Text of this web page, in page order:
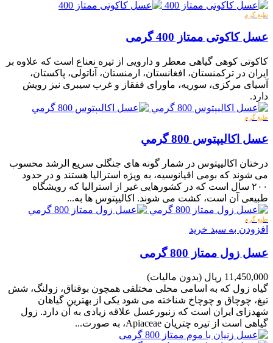
طبع گرم
عسل کاکوتی ممتاز 400 گرمی
کاکوتی کوهی گیاهی معطر و دارویی از تیره نعناع است که علاوه بر
ایران در ترکمنستان، افغانستان، ارمنستان، آناتولی، پاکستان،
آسیای مرکزی، سوریه، ماورای قفقاز و غرب سیبری نیز رویش
دارد.
طبع گرم
عسل اکالیپتوس 800 گرمي
درختان اکالیپتوس در شمار گونه های جنگلی سریع الرشد محسوب
می شوند که بومی اقیانوسیه، به ویژه استرالیا هستند و در حدود
۲۰۰ سال است که در کشورهایی غیر از استرالیا که رویشگاه
طبیعی آن است، کشت می شوند. اکالیپتوس ها به...
طبع گرم
افزودن به سبد خرید
عسل زول ممتاز 800 گرمی
11,450,000 ریال
(بدون مالیات)
گیاه زول که به اسامی محلی مختلفی همچون بوقناق، زولنگ، شش
تیغ، چوچاق و چوچاخ شناخته می شود یکی از بهترین گیاهان
شهدزای ایران است که زنبورعسل علاقه زیادی به آن دارد. زول
گیاهی است از تیره چتریان Apiaceae، به صورت...